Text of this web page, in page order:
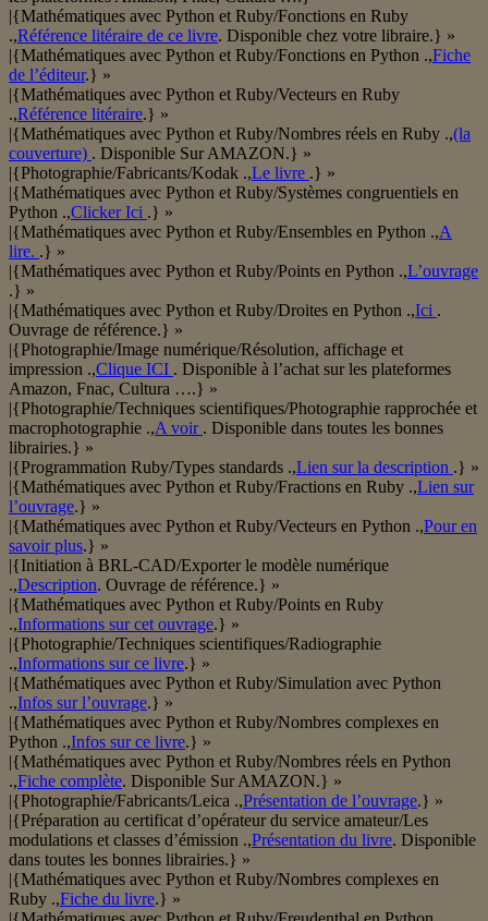
|{Mathématiques avec Python et Ruby/Fonctions en Ruby
.,Référence litéraire de ce livre. Disponible chez votre libraire.} »
|{Mathématiques avec Python et Ruby/Fonctions en Python .,Fiche
de l’éditeur.} »
|{Mathématiques avec Python et Ruby/Vecteurs en Ruby
.,Référence litéraire.} »
|{Mathématiques avec Python et Ruby/Nombres réels en Ruby .,(la
couverture) . Disponible Sur AMAZON.} »
|{Photographie/Fabricants/Kodak .,Le livre .} »
|{Mathématiques avec Python et Ruby/Systèmes congruentiels en
Python .,Clicker Ici .} »
|{Mathématiques avec Python et Ruby/Ensembles en Python .,A
lire. .} »
|{Mathématiques avec Python et Ruby/Points en Python .,L’ouvrage
.} »
|{Mathématiques avec Python et Ruby/Droites en Python .,Ici .
Ouvrage de référence.} »
|{Photographie/Image numérique/Résolution, affichage et
impression .,Clique ICI . Disponible à l’achat sur les plateformes
Amazon, Fnac, Cultura ….} »
|{Photographie/Techniques scientifiques/Photographie rapprochée et
macrophotographie .,A voir . Disponible dans toutes les bonnes
librairies.} »
|{Programmation Ruby/Types standards .,Lien sur la description .} »
|{Mathématiques avec Python et Ruby/Fractions en Ruby .,Lien sur
l’ouvrage.} »
|{Mathématiques avec Python et Ruby/Vecteurs en Python .,Pour en
savoir plus.} »
|{Initiation à BRL-CAD/Exporter le modèle numérique
.,Description. Ouvrage de référence.} »
|{Mathématiques avec Python et Ruby/Points en Ruby
.,Informations sur cet ouvrage.} »
|{Photographie/Techniques scientifiques/Radiographie
.,Informations sur ce livre.} »
|{Mathématiques avec Python et Ruby/Simulation avec Python
.,Infos sur l’ouvrage.} »
|{Mathématiques avec Python et Ruby/Nombres complexes en
Python .,Infos sur ce livre.} »
|{Mathématiques avec Python et Ruby/Nombres réels en Python
.,Fiche complète. Disponible Sur AMAZON.} »
|{Photographie/Fabricants/Leica .,Présentation de l’ouvrage.} »
|{Préparation au certificat d’opérateur du service amateur/Les
modulations et classes d’émission .,Présentation du livre. Disponible
dans toutes les bonnes librairies.} »
|{Mathématiques avec Python et Ruby/Nombres complexes en
Ruby .,Fiche du livre.} »